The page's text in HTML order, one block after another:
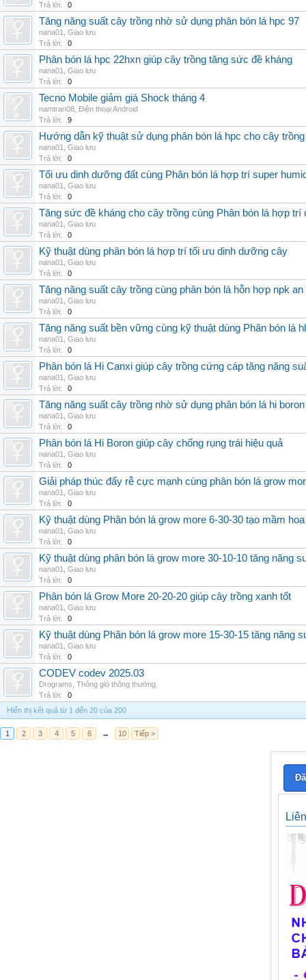
Trả lời:
0
Tăng năng suất cây trồng nhờ sử dụng phân bón lá hpc 97
nana01
Giao lưu
Trả lời:
0
Phân bón lá hpc 22hxn giúp cây trồng tăng sức đề kháng
nana01
Giao lưu
Trả lời:
0
Tecno Mobile giảm giá Shock tháng 4
namtran08 Điện thoại Android
Trả lời:
9
Hướng dẫn kỹ thuật sử dụng phân bón lá hpc cho cây trồng
nana01
Giao lưu
Trả lời:
0
Tối ưu dinh dưỡng đất cùng Phân bón lá hợp trí super
nana01
Giao lưu
Trả lời:
0
Tăng sức đề kháng cho cây trồng cùng Phân bón lá hợp trí
nana01
Giao lưu
Trả lời:
0
Kỹ thuật dùng phân bón lá hợp trí tối ưu dinh dưỡng cây
nana01
Giao lưu
Trả lời:
0
Tăng năng suất cây trồng cùng phân bón lá hỗn hợp npk an
nana01
Giao lưu
Trả lời:
0
Tăng năng suất bền vững cùng kỹ thuật dùng Phân bón lá
nana01
Giao lưu
Trả lời:
0
Phân bón lá Hi Canxi giúp cây trồng cứng cáp tăng năng
nana01
Giao lưu
Trả lời:
0
Tăng năng suất cây trồng nhờ sử dụng phân bón lá hi
nana01
Giao lưu
Trả lời:
0
Phân bón lá Hi Boron giúp cây chống rụng trái hiệu quả
nana01
Giao lưu
Trả lời:
0
Giải pháp thúc đẩy rễ cực mạnh cùng phân bón lá grow
nana01
Giao lưu
Trả lời:
0
Kỹ thuật dùng Phân bón lá grow more 6-30-30 tạo mầm hoa
nana01
Giao lưu
Trả lời:
0
Kỹ thuật dùng phân bón lá grow more 30-10-10 tăng năng
nana01
Giao lưu
Trả lời:
0
Phân bón lá Grow More 20-20-20 giúp cây trồng xanh tốt
nana01
Giao lưu
Trả lời:
0
Kỹ thuật dùng Phân bón lá grow more 15-30-15 tăng năng
nana01
Giao lưu
Trả lời:
0
CODEV codev 2025.03
Drograms Thông gió thông thường
Trả lời:
0
Hiển thị kết quả từ 1 đến 20 của 200
1 2 3 4 5 6 → 10 Tiếp >